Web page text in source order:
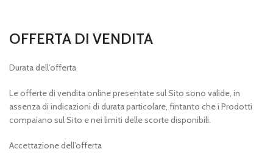
OFFERTA DI VENDITA
Durata dell’offerta
Le offerte di vendita online presentate sul Sito sono valide, in
assenza di indicazioni di durata particolare, fintanto che i Prodotti
compaiano sul Sito e nei limiti delle scorte disponibili.
Accettazione dell’offerta